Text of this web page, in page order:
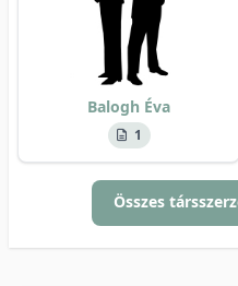
Balogh Éva
1
Összes